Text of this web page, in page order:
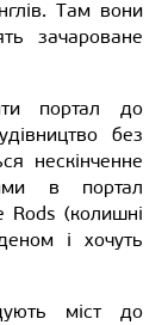
Там вони
зачароване
портал до
без
нескінченне
в портал
Rods (колишні
і хочуть
міст до